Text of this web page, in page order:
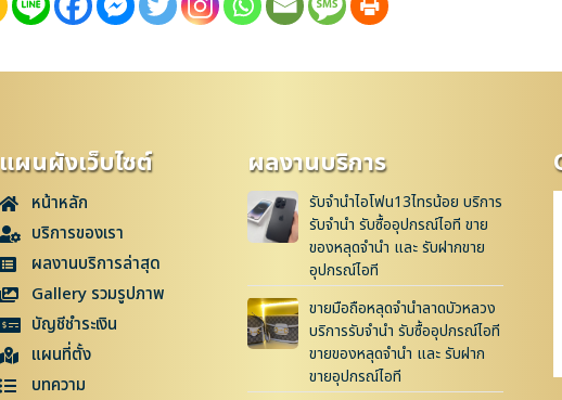
แผนผังเว็บไซต์
หน้าหลัก
บริการของเรา
ผลงานบริการล่าสุด
Gallery รวมรูปภาพ
บัญชีชำระเงิน
แผนที่ตั้ง
บทความ
ผลงานบริการ
รับจำนำไอโฟน13ไทรน้อย บริการ
รับจำนำ รับซื้ออุปกรณ์ไอที ขาย
ของหลุดจำนำ และ รับฝากขาย
อุปกรณ์ไอที
ขายมือถือหลุดจำนำลาดบัวหลวง
บริการรับจำนำ รับซื้ออุปกรณ์ไอที
ขายของหลุดจำนำ และ รับฝาก
ขายอุปกรณ์ไอที